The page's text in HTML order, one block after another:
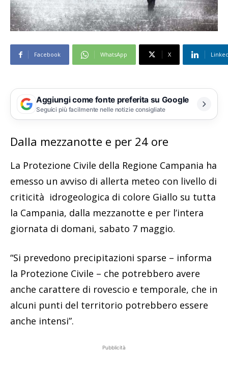
Facebook WhatsApp X
Aggiungi come fonte preferita su Google
Seguici più facilmente nelle notizie consigliate
Dalla mezzanotte e per 24 ore
La Protezione Civile della Regione Campania ha
emesso un avviso di allerta meteo con livello di
criticità idrogeologica di colore Giallo su tutta
la Campania, dalla mezzanotte e per l’intera
giornata di domani, sabato 7 maggio.
“Si prevedono precipitazioni sparse – informa
la Protezione Civile – che potrebbero avere
anche carattere di rovescio e temporale, che in
alcuni punti del territorio potrebbero essere
anche intensi”.
Pubblicità